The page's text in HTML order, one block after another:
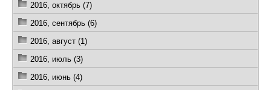
2016, октябрь (7)
2016, сентябрь (6)
2016, август (1)
2016, июль (3)
2016, июнь (4)